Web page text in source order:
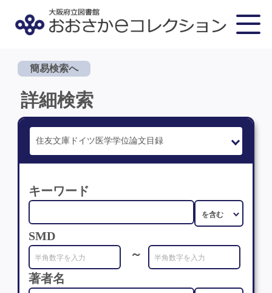
簡易検索へ
詳細検索
キーワード
SMD
～
著者名